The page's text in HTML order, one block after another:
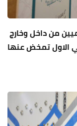
من داخل وخارج
الاول تمخض عنها